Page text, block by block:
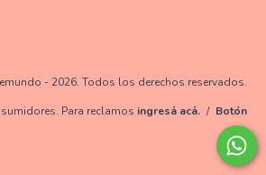
- 2026. Todos los derechos reservados.
Para reclamos ingresá acá. / Botón